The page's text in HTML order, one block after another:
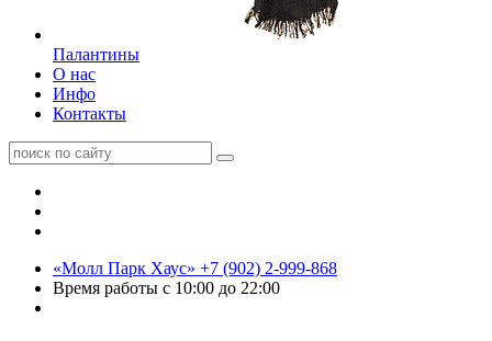
Палантины
О нас
Инфо
Контакты
«Молл Парк Хаус» +7 (902) 2-999-868
Время работы с 10:00 до 22:00